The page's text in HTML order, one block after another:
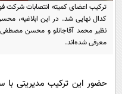
ترکیب اعضای کمیته انتصابات شرکت
کدال نهایی شد. در این ابلاغیه،
نظیر محمد آقاجانلو و محسن
معرفی شده‌اند.
حضور این ترکیب مدیریتی با